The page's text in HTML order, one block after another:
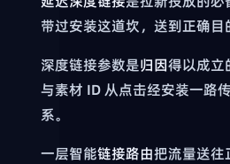
带过安装这道坎，送到正确目
深度链接参数是归因得以成
与素材 ID 从点击经安装一路
系。
一层智能链接路由把流量送往